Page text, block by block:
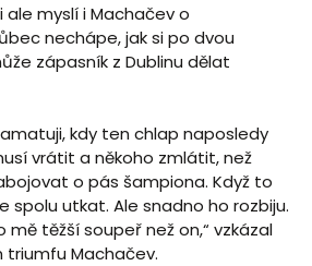
myslí i Machačev o
nechápe, jak si po dvou
zápasník z Dublinu dělat
kdy ten chlap naposledy
vrátit a někoho zmlátit, než
o pás šampiona. Když to
spolu utkat. Ale snadno ho rozbiju.
mě těžší soupeř než on,“ vzkázal
Machačev.